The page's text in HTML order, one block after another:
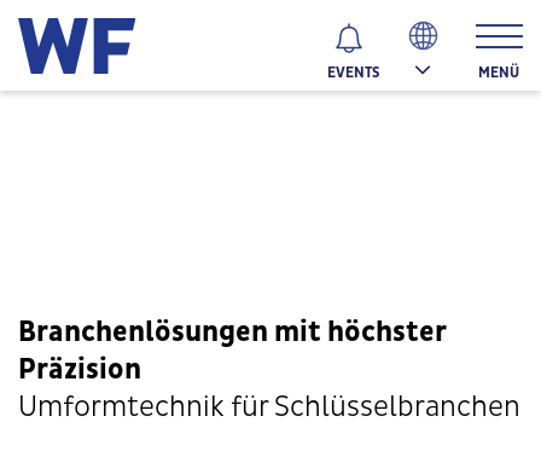
EVENTS MENÜ
Branchenlösungen mit höchster
Präzision
Umformtechnik für Schlüsselbranchen